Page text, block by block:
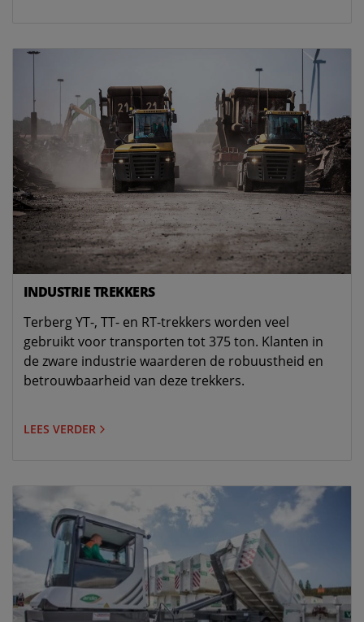
INDUSTRIE TREKKERS
Terberg YT-, TT- en RT-trekkers worden veel
gebruikt voor transporten tot 375 ton. Klanten in
de zware industrie waarderen de robuustheid en
betrouwbaarheid van deze trekkers.
LEES VERDER